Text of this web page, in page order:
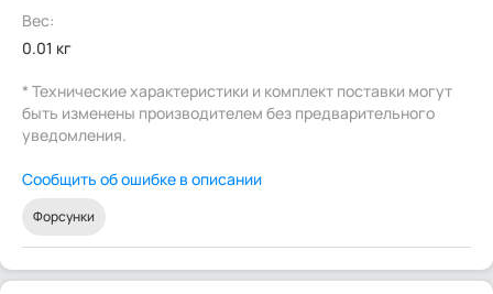
Вес:
0.01 кг
* Технические характеристики и комплект поставки могут
быть изменены производителем без предварительного
уведомления.
Сообщить об ошибке в описании
Форсунки